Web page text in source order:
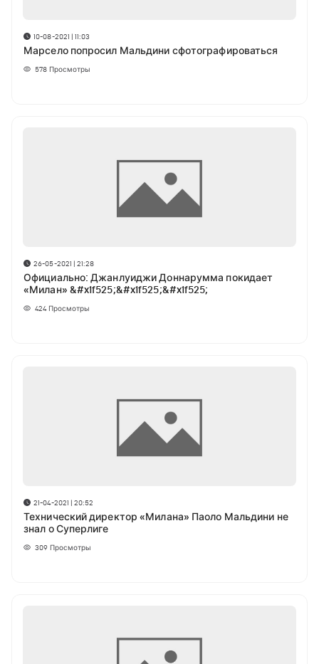
10-08-2021 | 11:03
Марсело попросил Мальдини сфотографироваться
578 Просмотры
26-05-2021 | 21:28
Официально: Джанлуиджи Доннарумма покидает
«Милан» &#x1f525;&#x1f525;&#x1f525;
424 Просмотры
21-04-2021 | 20:52
Технический директор «Милана» Паоло Мальдини не
знал о Суперлиге
309 Просмотры